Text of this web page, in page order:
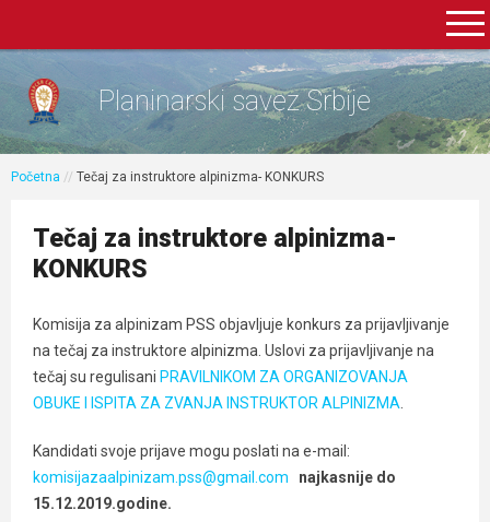
Planinarski savez Srbije
Početna // Tečaj za instruktore alpinizma- KONKURS
Tečaj za instruktore alpinizma-
KONKURS
Komisija za alpinizam PSS objavljuje konkurs za prijavljivanje
na tečaj za instruktore alpinizma. Uslovi za prijavljivanje na
tečaj su regulisani PRAVILNIKOM ZA ORGANIZOVANJA
OBUKE I ISPITA ZA ZVANJA INSTRUKTOR ALPINIZMA
Kandidati svoje prijave mogu poslati na e-mail:
komisijazaalpinizam.pss@gmail.com
najkasnije do
15.12.2019.godine.